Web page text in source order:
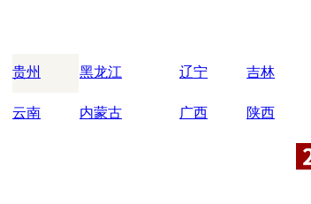
贵州 黑龙江 辽宁 吉林
云南 内蒙古 广西 陕西